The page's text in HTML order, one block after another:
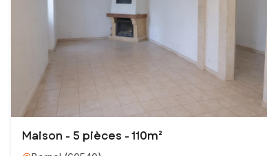
Maison - 5 pièces - 110m²